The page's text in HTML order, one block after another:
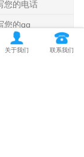
关于我们 联系我们